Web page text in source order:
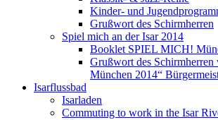
Kinder- und
Grußwort des Schirmherren
Spiel mich an der Isar 2014
Booklet SPIEL MICH!
Grußwort des Schirmherren
München 2014“
Isarflussbad
Isarladen
Commuting to work in the Isar